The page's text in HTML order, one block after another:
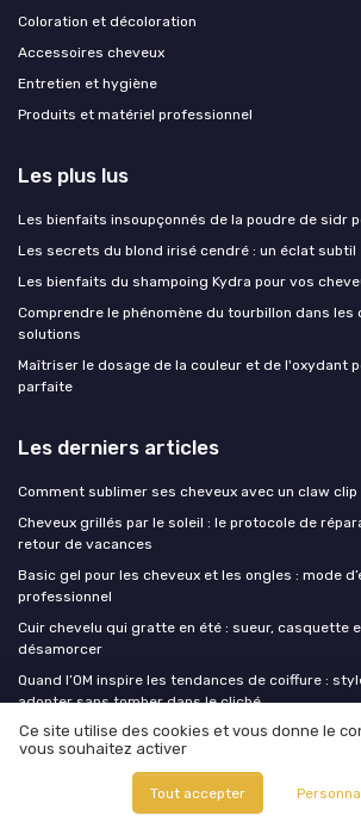
Coloration et décoloration
Accessoires cheveux
Entretien et hygiène
Produits et matériel professionnel
Les plus lus
Les bienfaits insoupçonnés de la poudre de sidr
Les secrets du blond irisé cendré : un éclat
Les bienfaits du shampoing Kydra pour vos
Comprendre le phénomène du tourbillon dans les
solutions
Maîtriser le dosage de la couleur et de l'oxydant
parfaite
Les derniers articles
Comment sublimer ses cheveux avec un claw
Cheveux grillés par le soleil : le protocole de
retour de vacances
Basic gel pour les cheveux et les ongles : mode
professionnel
Cuir chevelu qui gratte en été : sueur, casquette
désamorcer
Quand l’OM inspire les tendances de coiffure :
adopter sans tomber dans le cliché
Coupe de cheveux
Ce site utilise des cookies et vous donne le
vous souhaitez activer
Tout accepter